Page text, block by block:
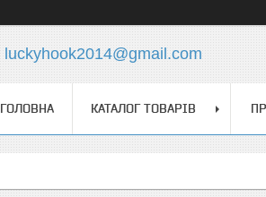
luckyhook2014@gmail.com
ГОЛОВНА КАТАЛОГ ТОВАРІВ